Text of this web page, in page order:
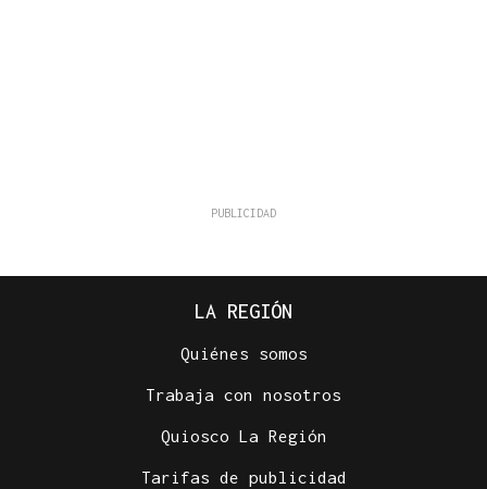
LA REGIÓN
Quiénes somos
Trabaja con nosotros
Quiosco La Región
Tarifas de publicidad